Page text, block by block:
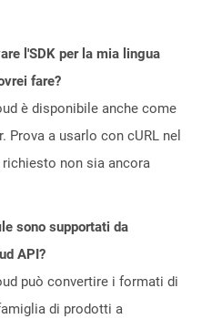
l'SDK per la mia lingua
fare?
è disponibile anche come
Prova a usarlo con cURL nel
richiesto non sia ancora
sono supportati da
API?
può convertire i formati di
di prodotti a